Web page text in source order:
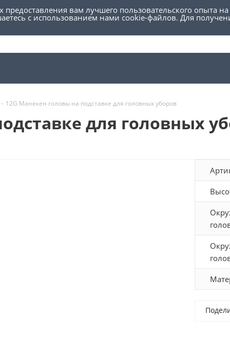
- 12G Манекен головы на подставке для головных уборов
для головных
вам лучшего пользовательского опыта
с использованием нами cookie-файлов. Для